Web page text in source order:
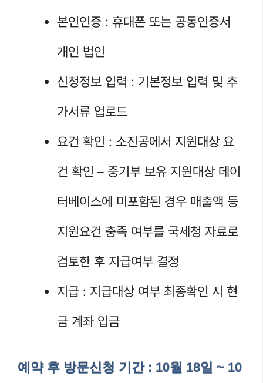
본인인증 : 휴대폰 또는 공동인증서
개인 법인
신청정보 입력 : 기본정보 입력 및 추
가서류 업로드
요건 확인 : 소진공에서 지원대상 요
건 확인 – 중기부 보유 지원대상 데이
터베이스에 미포함된 경우 매출액 등
지원요건 충족 여부를 국세청 자료로
검토한 후 지급여부 결정
지급 : 지급대상 여부 최종확인 시 현
금 계좌 입금
예약 후 방문신청 기간 : 10월 18일 ~ 10